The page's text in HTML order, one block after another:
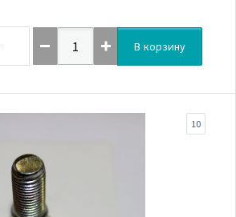
В корзину
10